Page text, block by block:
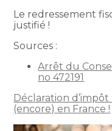
Le redressement
justifié !
Sources :
Arrêt du
no 472191
Déclaration d’impôt
(encore) en France !